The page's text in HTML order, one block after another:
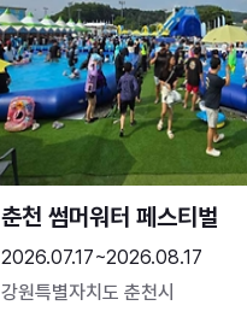
춘천 썸머워터 페스티벌
2026.07.17~2026.08.17
강원특별자치도 춘천시